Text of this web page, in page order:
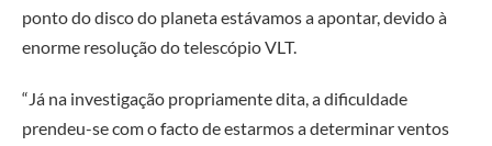
ponto do disco do planeta estávamos a apontar, devido à
enorme resolução do telescópio VLT.
“Já na investigação propriamente dita, a dificuldade
prendeu-se com o facto de estarmos a determinar ventos